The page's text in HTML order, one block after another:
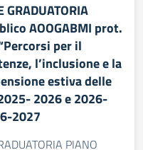
GRADUATORIA
AOOGABMI prot.
per il
l’inclusione e la
estiva delle
2026 e 2026-
2027
PIANO